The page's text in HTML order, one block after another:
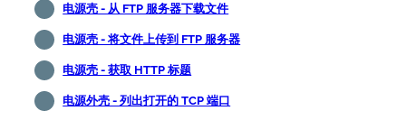
电源壳 - 从 FTP 服务器下载文件
电源壳 - 将文件上传到 FTP 服务器
电源壳 - 获取 HTTP 标题
电源外壳 - 列出打开的 TCP 端口